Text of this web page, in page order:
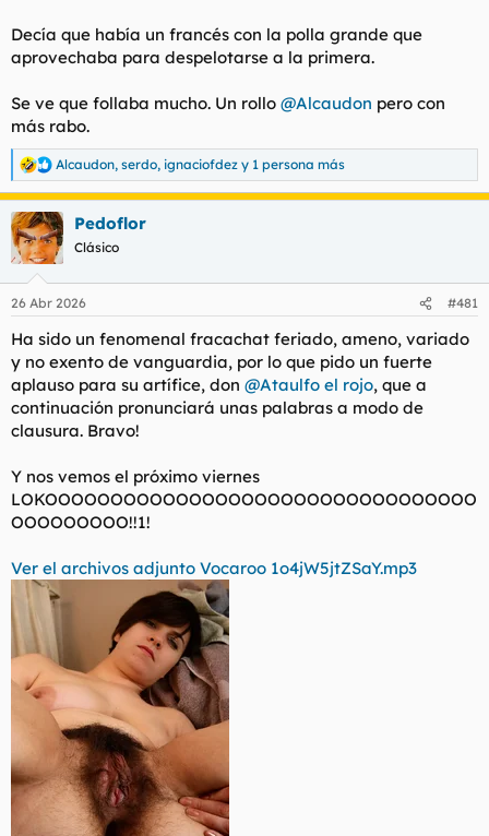
Decía que había un francés con la polla grande que
aprovechaba para despelotarse a la primera.
Se ve que follaba mucho. Un rollo @Alcaudon pero con
más rabo.
R
e
a
c
c
i
e
:
Alcaudon, serdo, ignaciofdez y 1 persona más
Pedoflor
Clásico
26 Abr 2026 #481
Ha sido un fenomenal fracachat feriado, ameno, variado
y no exento de vanguardia, por lo que pido un fuerte
aplauso para su artífice, don @Ataulfo el rojo, que a
continuación pronunciará unas palabras a modo de
clausura. Bravo!
Y nos vemos el próximo viernes
LOKOOOOOOOOOOOOOOOOOOOOOOOOOOOOOOOOO
OOOOOOOOO!!1!
Ver el archivos adjunto Vocaroo 1o4jW5jtZSaY.mp3